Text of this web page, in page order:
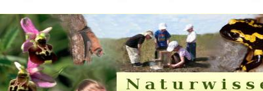
Direkt
zum
Inhalt
Interna